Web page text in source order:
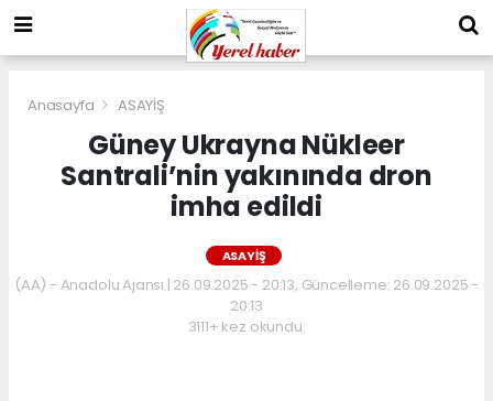
Anasayfa ASAYİŞ
Güney Ukrayna Nükleer
Santrali’nin yakınında dron
imha edildi
ASAYİŞ
(AA) - Anadolu Ajansı | 26.09.2025 - 20:13, Güncelleme: 26.09.2025 -
20:13
3111+ kez okundu.